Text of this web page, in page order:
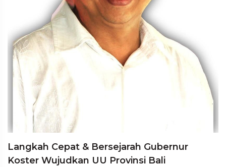
Langkah Cepat & Bersejarah Gubernur
Koster Wujudkan UU Provinsi Bali